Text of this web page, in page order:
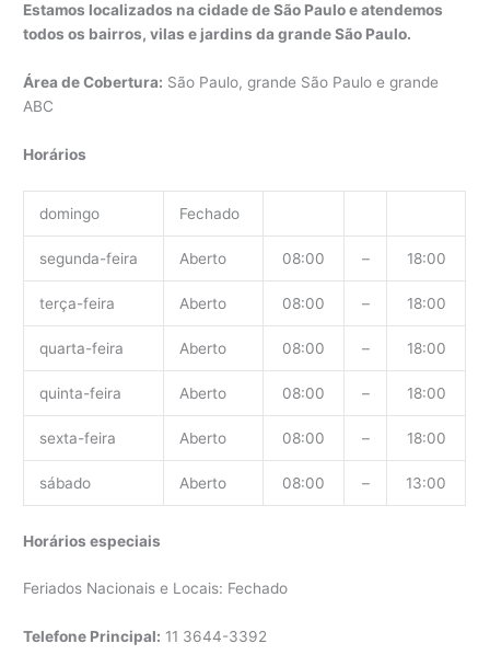
Estamos localizados na cidade de São Paulo e atendemos
todos os bairros, vilas e jardins da grande São Paulo.
Área de Cobertura: São Paulo, grande São Paulo e grande
ABC
Horários
domingo Fechado
segunda-feira Aberto 08:00 – 18:00
terça-feira Aberto 08:00 – 18:00
quarta-feira Aberto 08:00 – 18:00
quinta-feira Aberto 08:00 – 18:00
sexta-feira Aberto 08:00 – 18:00
sábado Aberto 08:00 – 13:00
Horários especiais
Feriados Nacionais e Locais: Fechado
Telefone Principal: 11 3644-3392